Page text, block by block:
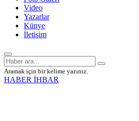
Video
Yazarlar
Künye
İletişim
Aramak için bir kelime yazınız.
HABER İHBAR